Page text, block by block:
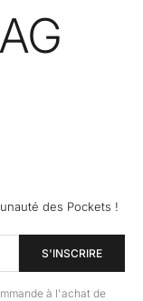
des Pockets !
S'INSCRIRE
à l'achat de